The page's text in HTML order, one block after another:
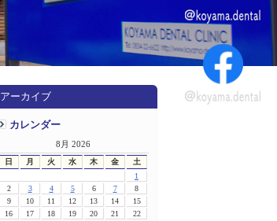
アーカイブ
カレンダー
8月 2026
日 月 火 水 木 金 土
1
2
3 4 5 6 7
8
9
10 11 12 13 14
15
16
17 18 19 20 21
22